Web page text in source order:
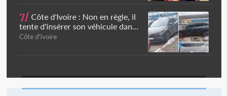
7/ Côte d'Ivoire : Non en règle, il
tente d'insérer son véhicule dan...
Côte d'Ivoire